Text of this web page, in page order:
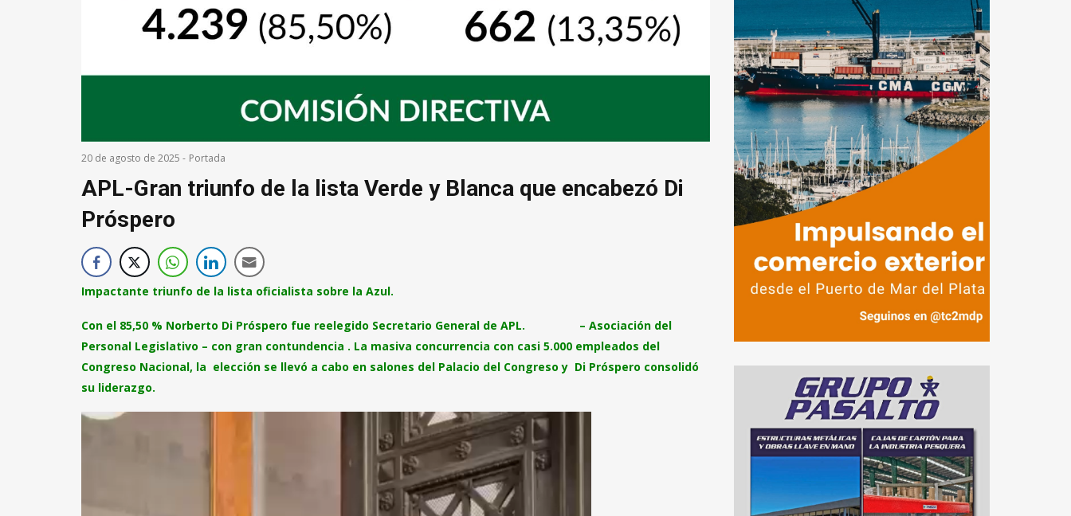
20 de agosto de 2025 - Portada
APL-Gran triunfo de la lista Verde y Blanca que encabezó Di
Próspero
Impactante triunfo de la lista oficialista sobre la Azul.
Con el 85,50 % Norberto Di Próspero fue reelegido Secretario General de APL. – Asociación del
Personal Legislativo – con gran contundencia . La masiva concurrencia con casi 5.000 empleados del
Congreso Nacional, la elección se llevó a cabo en salones del Palacio del Congreso y Di Próspero consolidó
su liderazgo.
Reproductor